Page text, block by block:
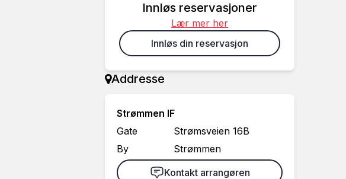
Innløs reservasjoner
Lær mer her
Innløs din reservasjon
Addresse
Strømmen IF
Gate
Strømsveien 16B
By
Strømmen
Kontakt arrangøren